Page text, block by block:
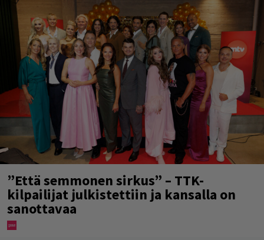
”Että semmonen sirkus” – TTK-
kilpailijat julkistettiin ja kansalla on
sanottavaa